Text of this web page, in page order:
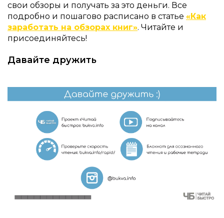
свои обзоры и получать за это деньги. Все
подробно и пошагово расписано в статье «Как
заработать на обзорах книг». Читайте и
присоединяйтесь!
Давайте дружить